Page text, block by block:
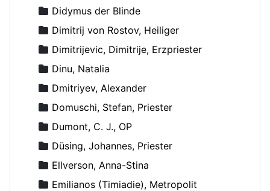
Didymus der Blinde
Dimitrij von Rostov, Heiliger
Dimitrijevic, Dimitrije, Erzpriester
Dinu, Natalia
Dmitriyev, Alexander
Domuschi, Stefan, Priester
Dumont, C. J., OP
Düsing, Johannes, Priester
Ellverson, Anna-Stina
Emilianos (Timiadie), Metropolit